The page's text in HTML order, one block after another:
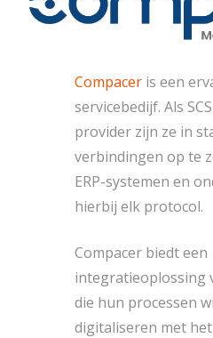
Compacer is een
servicebedijf. Als
provider zijn ze in
verbindingen op te
ERP-systemen en
hierbij elk protocol.
Compacer biedt een
integratieoplossing
die hun processen
digitaliseren met